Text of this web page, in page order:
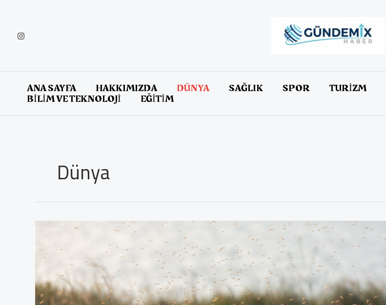
ANA SAYFA HAKKIMIZDA DÜNYA SAĞLIK SPOR TURİZM
BİLİM VE TEKNOLOJİ EĞİTİM
Dünya